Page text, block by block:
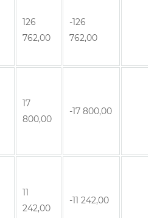
126
762,00
-126
762,00
17
800,00
-17 800,00
11
242,00
-11 242,00